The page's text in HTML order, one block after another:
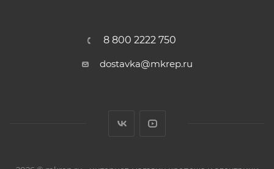
8 800 2222 750
dostavka@mkrep.ru